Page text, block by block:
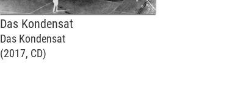
Das Kondensat
Das Kondensat
(2017, CD)